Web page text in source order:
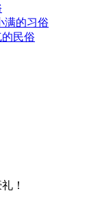
满的习俗
民俗
！